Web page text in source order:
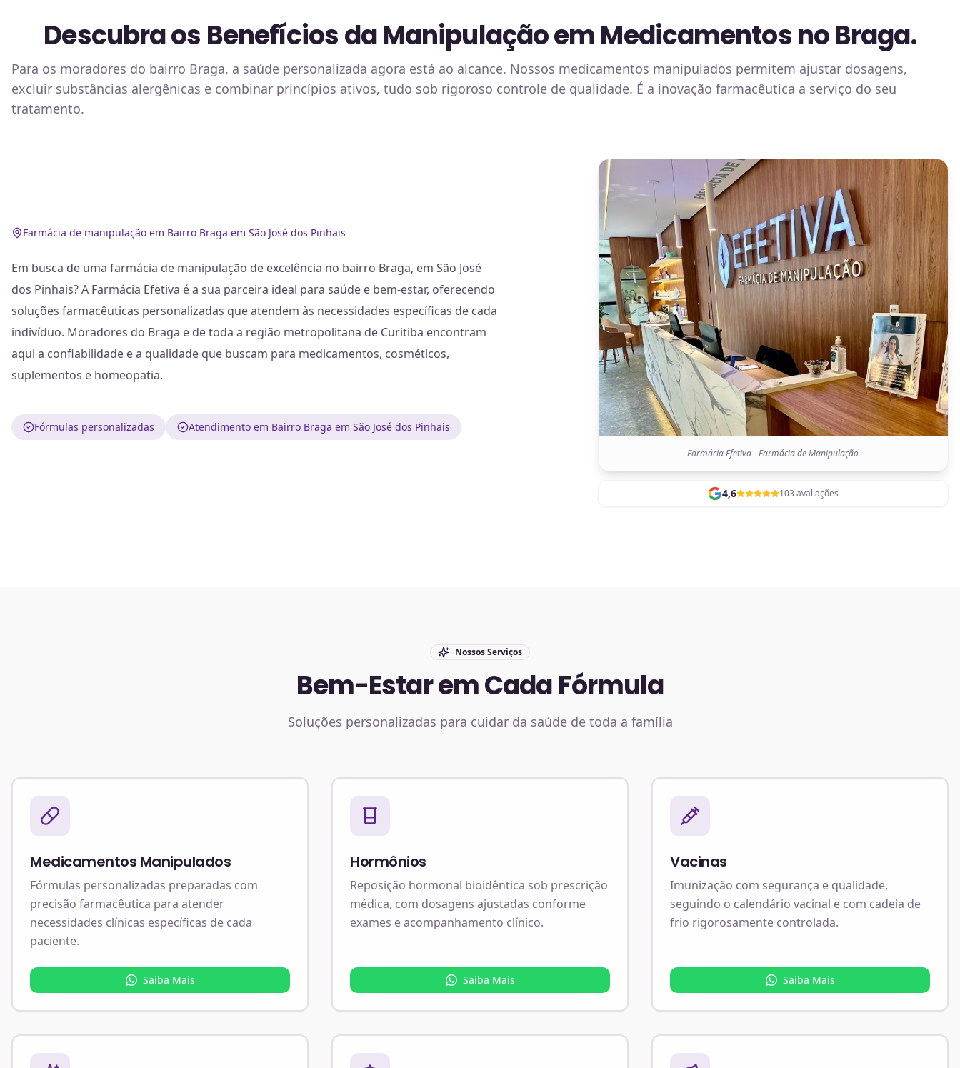
Descubra os Benefícios da Manipulação em Medicamentos no Braga.
Para os moradores do bairro Braga, a saúde personalizada agora está ao alcance. Nossos medicamentos manipulados permitem ajustar dosagens,
excluir substâncias alergênicas e combinar princípios ativos, tudo sob rigoroso controle de qualidade. É a inovação farmacêutica a serviço do seu
tratamento.
Farmácia de manipulação em Bairro Braga em São José dos Pinhais
Em busca de uma farmácia de manipulação de excelência no bairro Braga, em São José
dos Pinhais? A Farmácia Efetiva é a sua parceira ideal para saúde e bem-estar, oferecendo
soluções farmacêuticas personalizadas que atendem às necessidades específicas de cada
indivíduo. Moradores do Braga e de toda a região metropolitana de Curitiba encontram
aqui a confiabilidade e a qualidade que buscam para medicamentos, cosméticos,
suplementos e homeopatia.
Fórmulas personalizadas Atendimento em Bairro Braga em São José dos Pinhais
Farmácia Efetiva - Farmácia de Manipulação
4,6 103 avaliações
Nossos Serviços
Bem-Estar em Cada Fórmula
Soluções personalizadas para cuidar da saúde de toda a família
Medicamentos Manipulados
Fórmulas personalizadas preparadas com
precisão farmacêutica para atender
necessidades clínicas específicas de cada
paciente.
Saiba Mais
Hormônios
Reposição hormonal bioidêntica sob prescrição
médica, com dosagens ajustadas conforme
exames e acompanhamento clínico.
Saiba Mais
Vacinas
Imunização com segurança e qualidade,
seguindo o calendário vacinal e com cadeia de
frio rigorosamente controlada.
Saiba Mais